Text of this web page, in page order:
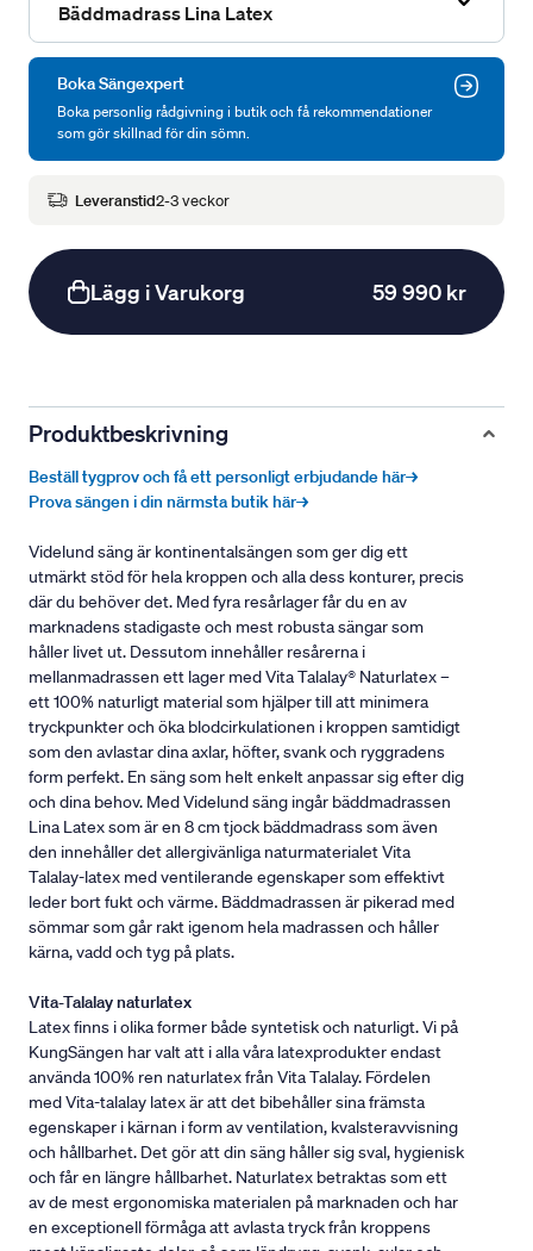
Bäddmadrass Lina Latex
Boka Sängexpert
Boka personlig rådgivning i butik och få rekommendationer
som gör skillnad för din sömn.
Leveranstid2-3 veckor
Lägg i Varukorg 59 990 kr
Produktbeskrivning
Beställ tygprov och få ett personligt erbjudande här→
Prova sängen i din närmsta butik här→
Videlund säng är kontinentalsängen som ger dig ett
utmärkt stöd för hela kroppen och alla dess konturer, precis
där du behöver det. Med fyra resårlager får du en av
marknadens stadigaste och mest robusta sängar som
håller livet ut. Dessutom innehåller resårerna i
mellanmadrassen ett lager med Vita Talalay® Naturlatex –
ett 100% naturligt material som hjälper till att minimera
tryckpunkter och öka blodcirkulationen i kroppen samtidigt
som den avlastar dina axlar, höfter, svank och ryggradens
form perfekt. En säng som helt enkelt anpassar sig efter dig
och dina behov. Med Videlund säng ingår bäddmadrassen
Lina Latex som är en 8 cm tjock bäddmadrass som även
den innehåller det allergivänliga naturmaterialet Vita
Talalay-latex med ventilerande egenskaper som effektivt
leder bort fukt och värme. Bäddmadrassen är pikerad med
sömmar som går rakt igenom hela madrassen och håller
kärna, vadd och tyg på plats.
Vita-Talalay naturlatex
Latex finns i olika former både syntetisk och naturligt. Vi på
KungSängen har valt att i alla våra latexprodukter endast
använda 100% ren naturlatex från Vita Talalay. Fördelen
med Vita-talalay latex är att det bibehåller sina främsta
egenskaper i kärnan i form av ventilation, kvalsteravvisning
och hållbarhet. Det gör att din säng håller sig sval, hygienisk
och får en längre hållbarhet. Naturlatex betraktas som ett
av de mest ergonomiska materialen på marknaden och har
en exceptionell förmåga att avlasta tryck från kroppens